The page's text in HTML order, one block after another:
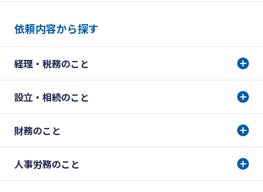
依頼内容から探す
経理・税務のこと
設立・相続のこと
財務のこと
人事労務のこと